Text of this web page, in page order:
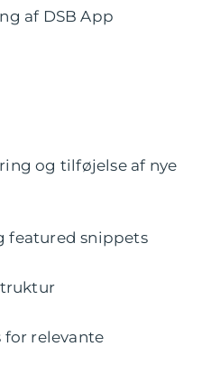
af DSB App
og tilføjelse af nye
featured snippets
relevante